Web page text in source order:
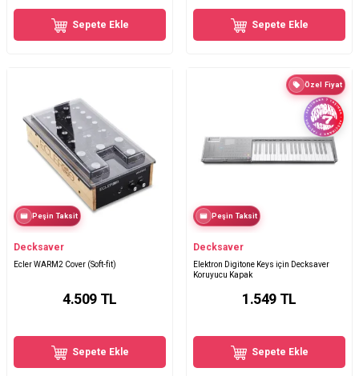
Sepete Ekle Sepete Ekle
Peşin Taksit
Decksaver
Ecler WARM2 Cover (Soft-fit)
4.509 TL
Sepete Ekle
Özel Fiyat
Peşin Taksit
Decksaver
Elektron Digitone Keys için Decksaver
Koruyucu Kapak
1.549 TL
Sepete Ekle